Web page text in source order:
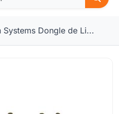
Systems Dongle de Li...